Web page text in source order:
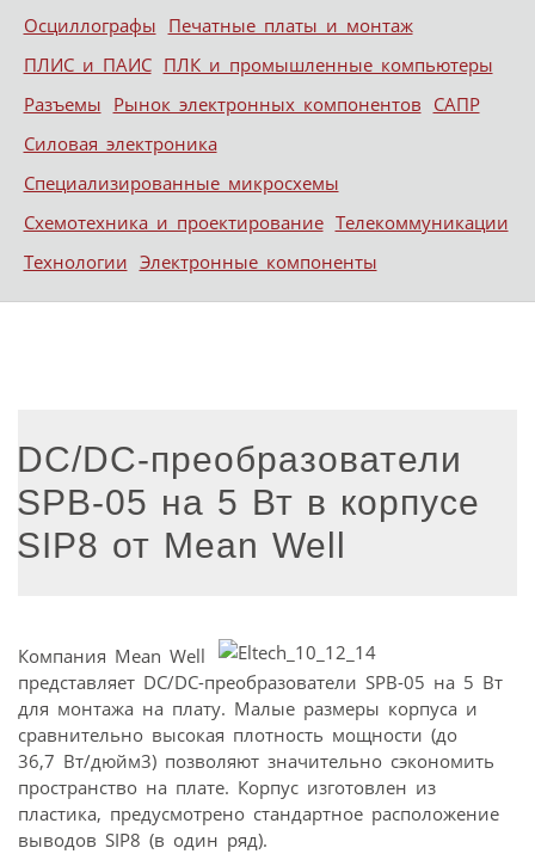
Осциллографы Печатные платы и монтаж
ПЛИС и ПАИС ПЛК и промышленные компьютеры
Разъемы Рынок электронных компонентов САПР
Силовая электроника
Специализированные микросхемы
Схемотехника и проектирование Телекоммуникации
Технологии Электронные компоненты
DC/DC-преобразователи
SPB-05 на 5 Вт в корпусе
SIP8 от Mean Well
Компания Mean Well
представляет DC/DC-преобразователи SPB-05 на 5 Вт
для монтажа на плату. Малые размеры корпуса и
сравнительно высокая плотность мощности (до
36,7 Вт/дюйм3) позволяют значительно сэкономить
пространство на плате. Корпус изготовлен из
пластика, предусмотрено стандартное расположение
выводов SIP8 (в один ряд).